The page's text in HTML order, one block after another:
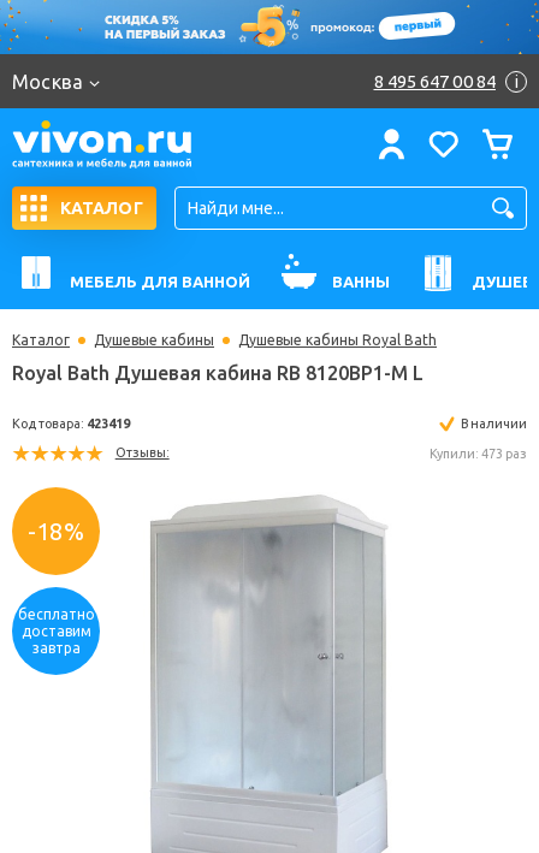
Москва 8 495 647 00 84 i
КАТАЛОГ
МЕБЕЛЬ ДЛЯ ВАННОЙ ВАННЫ
Каталог Душевые кабины Душевые кабины Royal Bath
-18%
бесплатно
доставим
завтра
Royal Bath Душевая кабина RB 8120BP1-M L
Отзывы: